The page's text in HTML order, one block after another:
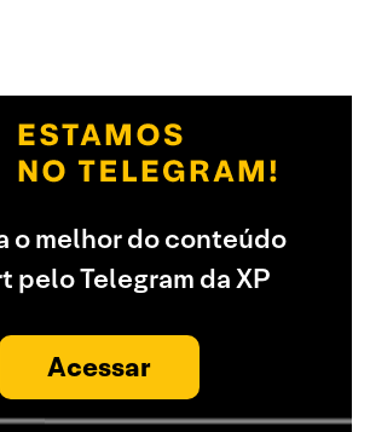
o melhor do conteúdo
pelo Telegram da XP
Acessar